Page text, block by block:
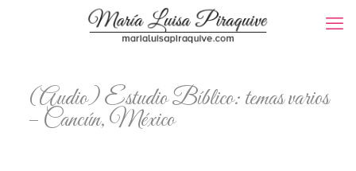
(Audio) Estudio Bíblico: temas varios
– Cancún, México